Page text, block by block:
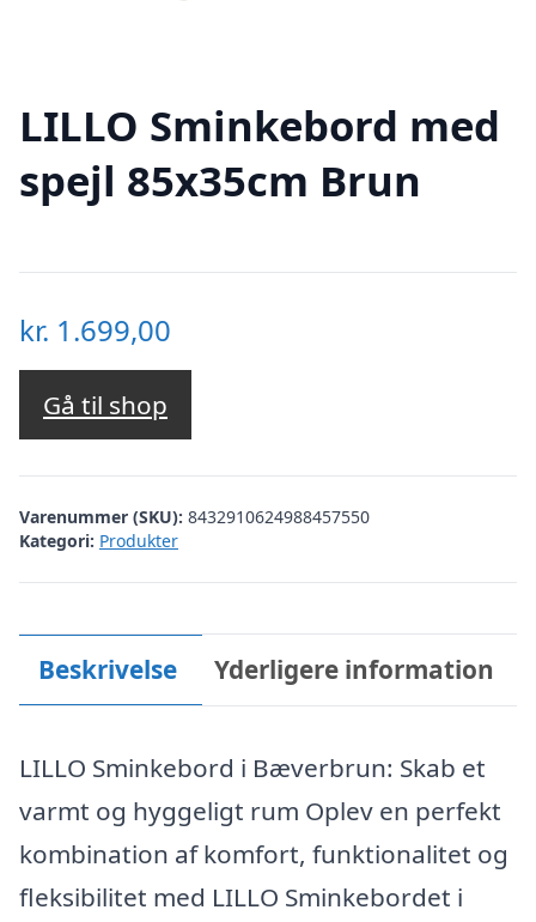
LILLO Sminkebord med
spejl 85x35cm Brun
kr. 1.699,00
Gå til shop
Varenummer (SKU): 8432910624988457550
Kategori: Produkter
Beskrivelse Yderligere information
LILLO Sminkebord i Bæverbrun: Skab et
varmt og hyggeligt rum Oplev en perfekt
kombination af komfort, funktionalitet og
fleksibilitet med LILLO Sminkebordet i